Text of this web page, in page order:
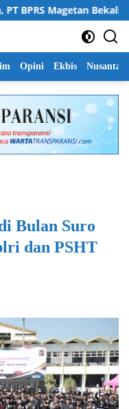
Magetan Bekali Staf
Opini Ekbis Nusantara
Bulan Suro
dan PSHT